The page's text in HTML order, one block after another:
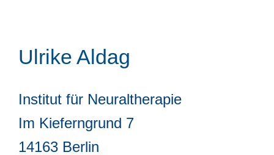
Ulrike Aldag
Institut für Neuraltherapie
Im Kieferngrund 7
14163 Berlin